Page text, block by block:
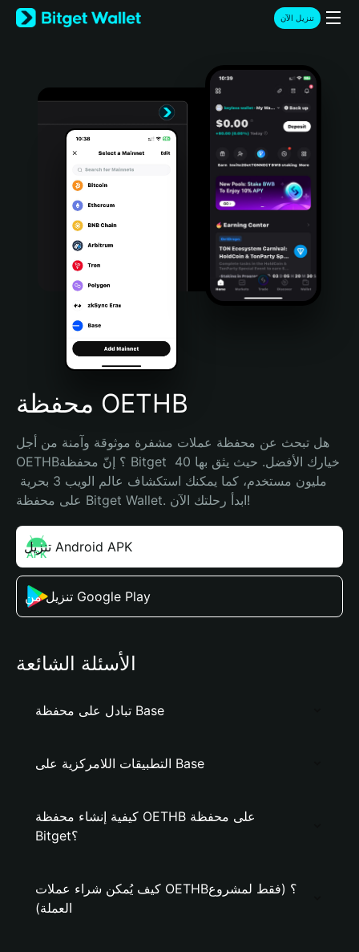
English
日本語
Türkçe
Português (Portugal)
Bahasa Indonesia
Português (Brasil)
Español (Argentina)
تنزيل الآن
محفظة OETHB
هل تبحث عن محفظة عملات مشفرة موثوقة وآمنة من أجل
OETHB؟ إنّ محفظة Bitget خيارك الأفضل. حيث يثق بها 40
على محفظة Bitget Wallet. ابدأ رحلتك الآن!
تنزيل Android APK
تنزيل من Google Play
الأسئلة الشائعة
تبادل على محفظة Base
التطبيقات اللامركزية على Base
كيفية إنشاء محفظة OETHB على محفظة
Bitget؟
كيف يُمكن شراء عملات OETHB؟ (فقط لمشروع
العملة)